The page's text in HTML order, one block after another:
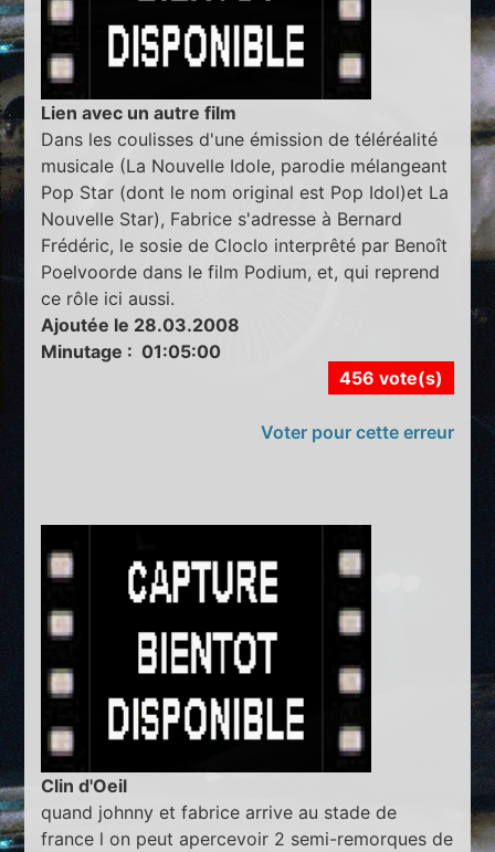
Lien avec un autre film
Dans les coulisses d'une émission de téléréalité
musicale (La Nouvelle Idole, parodie mélangeant
Pop Star (dont le nom original est Pop Idol)et La
Nouvelle Star), Fabrice s'adresse à Bernard
Frédéric, le sosie de Cloclo interprêté par Benoît
Poelvoorde dans le film Podium, et, qui reprend
ce rôle ici aussi.
Ajoutée le 28.03.2008
Minutage : 01:05:00
456 vote(s)
Voter pour cette erreur
Clin d'Oeil
quand johnny et fabrice arrive au stade de
france l on peut apercevoir 2 semi-remorques de